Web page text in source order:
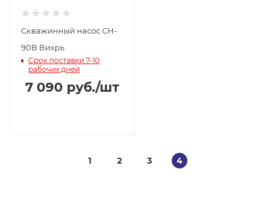
Скважинный насос CH-
90В Вихрь
Срок поставки 7-10
рабочих дней
7 090 руб./шт
1 2 3 4